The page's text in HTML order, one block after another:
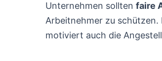
Unternehmen sollten faire
Arbeitnehmer zu
motiviert auch die